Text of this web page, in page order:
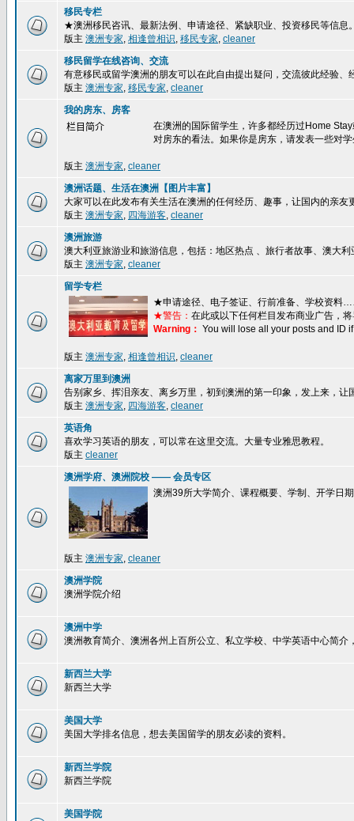
移民专栏
★澳洲移民咨讯、最新法例、申请途径、紧缺职业、投资移民等信息
版主 澳洲专家, 相逢曾相识, 移民专家, cleaner
移民留学在线咨询、交流
有意移民或留学澳洲的朋友可以在此自由提出疑问，交流彼此经验、
版主 澳洲专家, 移民专家, cleaner
我的房东、房客
栏目简介
在澳洲的国际留学生，许多都经历过Home
对房东的看法。如果你是房东，请发表一些对
版主 澳洲专家, cleaner
澳洲话题、生活在澳洲【图片丰富】
大家可以在此发布有关生活在澳洲的任何经历、趣事，让国内的亲
版主 澳洲专家, 四海游客, cleaner
澳洲旅游
澳大利亚旅游业和旅游信息，包括：地区热点 、旅行者故事、澳大
版主 澳洲专家, cleaner
留学专栏
★申请途径、电子签证、行前准备、学校资料
★警告： 在此或以下任何栏目发布商业广告，
Warning： You will lose all your posts and ID
版主 澳洲专家, 相逢曾相识, cleaner
离家万里到澳洲
告别家乡、挥泪亲友、离乡万里，初到澳洲的第一印象，发上来，
版主 澳洲专家, 四海游客, cleaner
英语角
喜欢学习英语的朋友，可以常在这里交流。大量专业雅思教程。
版主 cleaner
澳洲学府、澳洲院校 —— 会员专区
澳洲39所大学简介、课程概要、学制、开学
版主 澳洲专家, cleaner
澳洲学院
澳洲学院介绍
澳洲中学
澳洲教育简介、澳洲各州上百所公立、私立学校、中学英语中心简
新西兰大学
新西兰大学
美国大学
美国大学排名信息，想去美国留学的朋友必读的资料。
新西兰学院
新西兰学院
美国学院